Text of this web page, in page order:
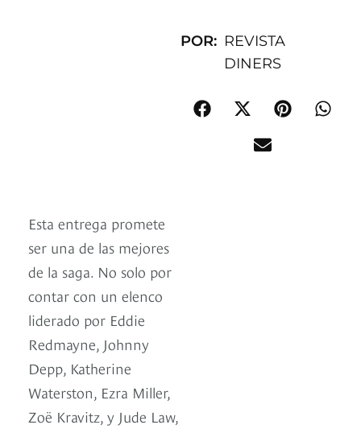
POR: REVISTA
DINERS
Esta entrega promete
ser una de las mejores
de la saga. No solo por
contar con un elenco
liderado por Eddie
Redmayne, Johnny
Depp, Katherine
Waterston, Ezra Miller,
Zoë Kravitz, y Jude Law,